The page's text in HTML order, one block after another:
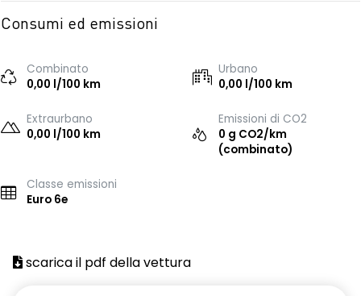
Consumi ed emissioni
Combinato
0,00 l/100 km
Urbano
0,00 l/100 km
Extraurbano
0,00 l/100 km
Emissioni di CO2
0 g CO2/km
(combinato)
Classe emissioni
Euro 6e
scarica il pdf della vettura